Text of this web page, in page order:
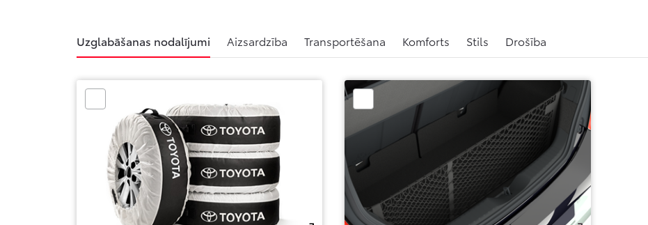
Uzglabāšanas nodalījumi Aizsardzība Transportēšana Komforts Stils Drošība